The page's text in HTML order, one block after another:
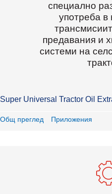
специално
употреба в
предавания и
системи на
Super Universal Tractor Oil
Общ преглед Приложения